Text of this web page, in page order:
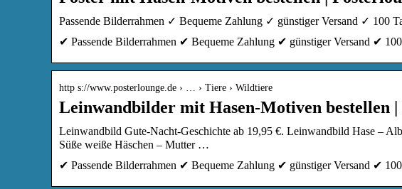
Passende Bilderrahmen ✓ Bequeme Zahlung ✓ günstiger Versand ✓ 100
✔ Passende Bilderrahmen ✔ Bequeme Zahlung ✔ günstiger Versand ✔
http s://www.posterlounge.de › … › Tiere › Wildtiere
Leinwandbilder mit Hasen-Motiven bestellen |
Leinwandbild Gute-Nacht-Geschichte ab 19,95 €. Leinwandbild Hase –
Süße weiße Häschen – Mutter …
✔ Passende Bilderrahmen ✔ Bequeme Zahlung ✔ günstiger Versand ✔